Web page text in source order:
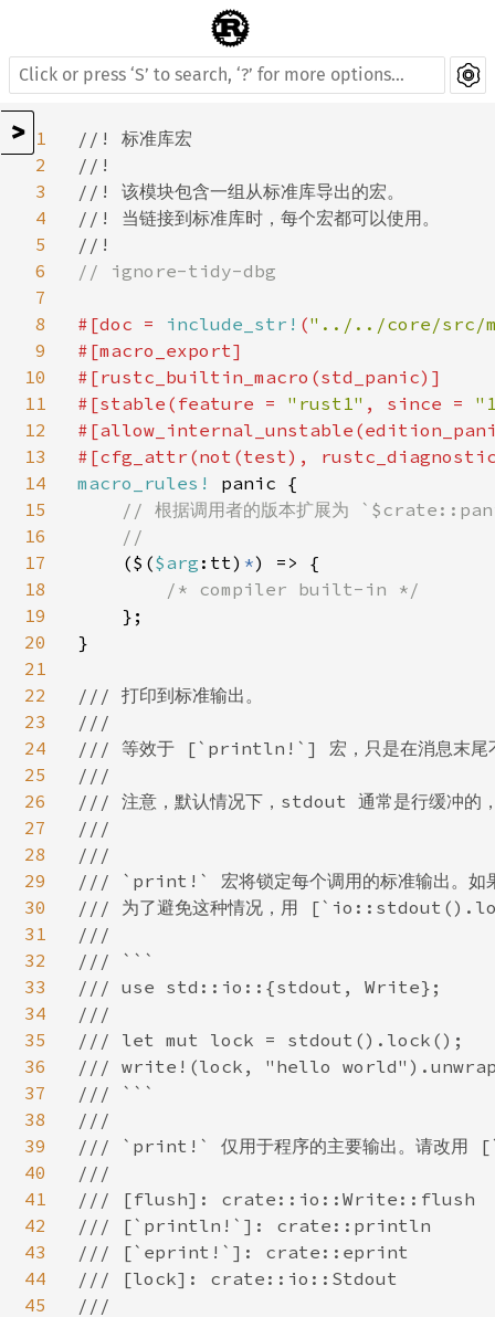
>
1
2
3
4
5
6
7
8
9
10
11
12
13
14
15
16
17
18
19
20
21
22
23
24
25
26
27
28
29
30
31
32
33
34
35
36
37
38
39
40
41
42
43
44
45
//! 标准库宏
//!
//! 该模块包含一组从标准库导出的宏。
//! 当链接到标准库时，每个宏都可以使用。
// ignore-tidy-dbg
#[doc = include_str! ("../../core/src/
#[macro_export]
#[rustc_builtin_macro(std_panic)]
#[stable(feature = "rust1" , since =
#[cfg_attr(not(test),
macro_rules! panic {
// 根据调用者的版本扩展为
    //
($($arg :tt) *) => {
/* compiler built-in */
};
}
/// 打印到标准输出。
///
/// 等效于 [`println!`] 宏，只是在消息末尾不
///
/// 注意，默认情况下，stdout 通常是行缓
///
///
/// `print!` 宏将锁定每个调用的标准输出。如
/// 为了避免这种情况，用
///
/// ```
/// use std::io::{stdout, Write};
///
/// let mut lock = stdout().lock();
/// write!(lock, "hello
/// ```
///
/// `print!` 仅用于程序的主要输出。请改用
///
/// [flush]: crate::io::Write::flush
/// [`println!`]: crate::println
/// [`eprint!`]: crate::eprint
/// [lock]: crate::io::Stdout
///